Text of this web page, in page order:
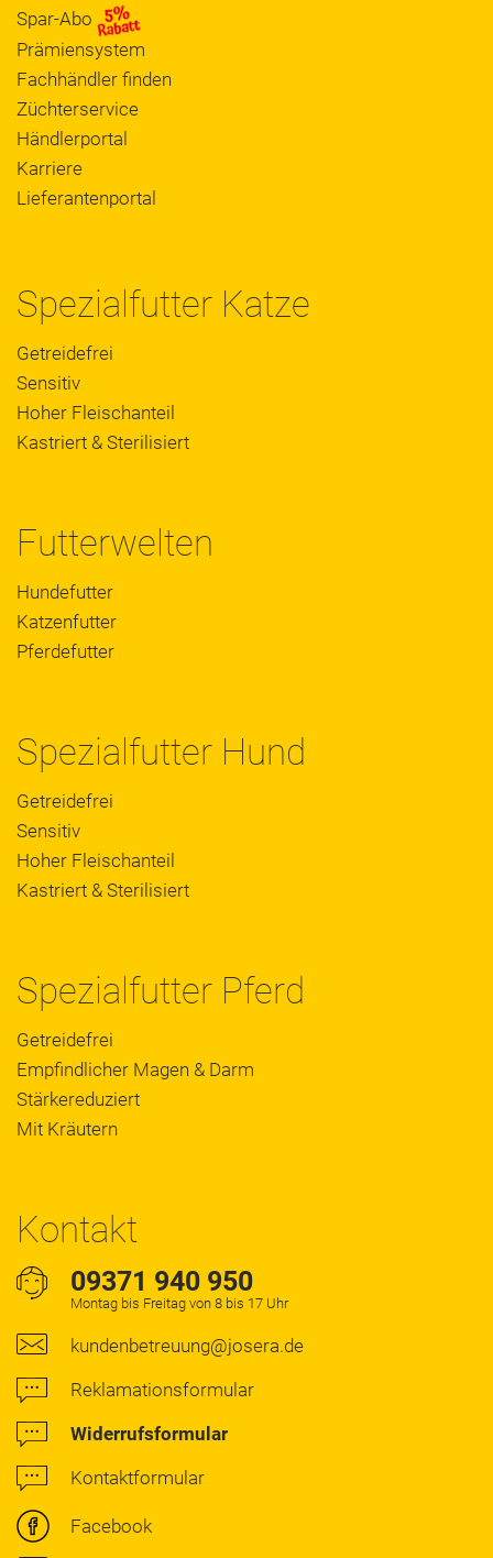
Spar-Abo
Prämiensystem
Fachhändler finden
Züchterservice
Händlerportal
Karriere
Lieferantenportal
Spezialfutter Katze
Getreidefrei
Sensitiv
Hoher Fleischanteil
Kastriert & Sterilisiert
Futterwelten
Hundefutter
Katzenfutter
Pferdefutter
Spezialfutter Hund
Getreidefrei
Sensitiv
Hoher Fleischanteil
Kastriert & Sterilisiert
Spezialfutter Pferd
Getreidefrei
Empfindlicher Magen & Darm
Stärkereduziert
Mit Kräutern
Kontakt
09371 940 950
Montag bis Freitag von 8 bis 17 Uhr
kundenbetreuung@josera.de
Reklamationsformular
Widerrufsformular
Kontaktformular
Facebook